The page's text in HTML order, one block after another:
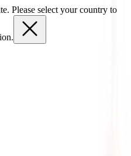
Please select your country to